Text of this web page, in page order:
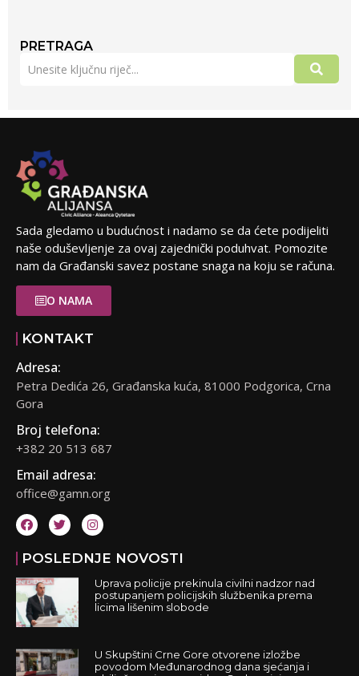
PRETRAGA
Sada gledamo u budućnost i nadamo se da ćete podijeliti
naše oduševljenje za ovaj zajednički poduhvat. Pomozite
nam da Građanski savez postane snaga na koju se računa.
O NAMA
KONTAKT
Adresa:
Petra Dedića 26, Građanska kuća, 81000 Podgorica, Crna
Gora
Broj telefona:
+382 20 513 687
Email adresa:
office@gamn.org
POSLEDNJE NOVOSTI
Uprava policije prekinula civilni nadzor nad
postupanjem policijskih službenika prema
licima lišenim slobode
U Skupštini Crne Gore otvorene izložbe
povodom Međunarodnog dana sjećanja i